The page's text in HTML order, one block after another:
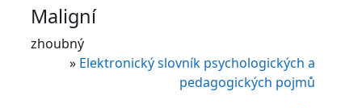
Maligní
zhoubný
» Elektronický slovník psychologických a
pedagogických pojmů